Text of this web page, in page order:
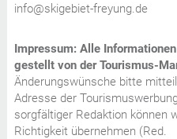
info@skigebiet-freyung.de
Impressum: Alle
gestellt von der Tourismus-
Änderungswünsche bitte
Adresse der
sorgfältiger Redaktion können
Richtigkeit übernehmen (Red.